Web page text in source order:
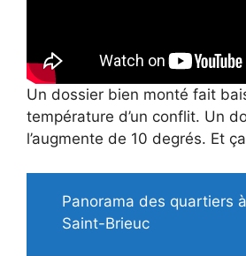
Un dossier bien monté fait
température d’un conflit. Un
l’augmente de 10 degrés. Et
Panorama des quartiers
Saint-Brieuc